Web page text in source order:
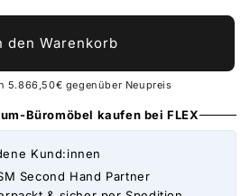
den Warenkorb
5.866,50€ gegenüber Neupreis
Büromöbel kaufen bei FLEX
Kund:innen
Second Hand Partner